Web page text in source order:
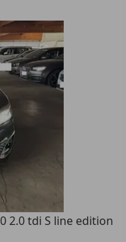
2.0 tdi S line edition